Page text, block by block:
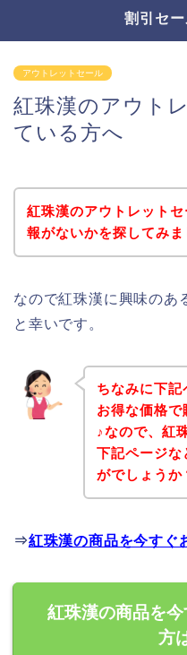
割引セ
アウトレットセール
紅珠漢のアウト
ている方へ
紅珠漢のアウトレット
報がないかを探してみま
なので紅珠漢に興味のあ
と幸いです。
ちなみに下
お得な価格で
♪なので、紅
下記ページな
がでしょうか
⇒紅珠漢の商品を今すぐ
紅珠漢の商品を
方